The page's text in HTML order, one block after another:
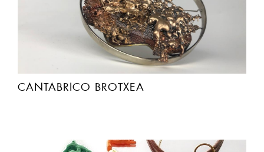
CANTABRICO BROTXEA